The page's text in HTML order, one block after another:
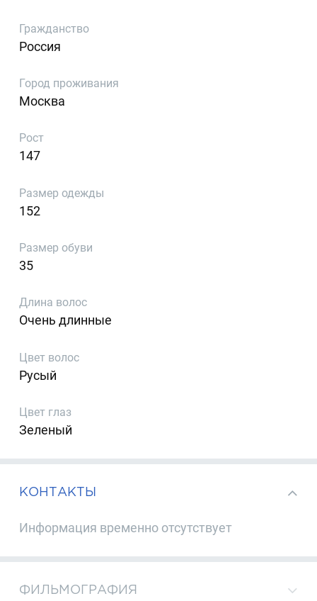
Гражданство
Россия
Город проживания
Москва
Рост
147
Размер одежды
152
Размер обуви
35
Длина волос
Очень длинные
Цвет волос
Русый
Цвет глаз
Зеленый
КОНТАКТЫ
Информация временно отсутствует
ФИЛЬМОГРАФИЯ